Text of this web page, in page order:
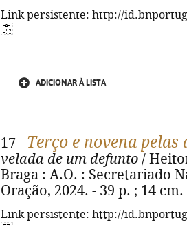
Link persistente: http://
ADICIONAR À LISTA
17 - Terço e novena
velada de um defunto /
Braga : A.O. : Secretariado
Oração, 2024. - 39 p. ; 14
Link persistente: http://